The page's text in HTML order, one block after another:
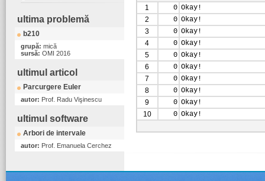
ultima problemă
b210
grupă: mică
sursă: OMI 2016
ultimul articol
Parcurgere Euler
autor: Prof. Radu Vişinescu
ultimul software
Arbori de intervale
autor: Prof. Emanuela Cerchez
1 0 Okay!
2
0 Okay!
3
0 Okay!
4
0 Okay!
5
0 Okay!
6
0 Okay!
7
0 Okay!
8
0 Okay!
9
0 Okay!
10
0 Okay!